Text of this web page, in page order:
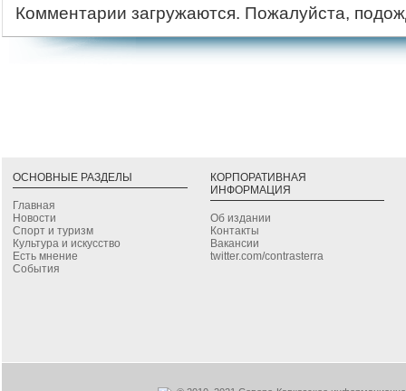
Комментарии загружаются. Пожалуйста,
ОСНОВНЫЕ РАЗДЕЛЫ
Главная
Новости
Спорт и туризм
Культура и искусство
Есть мнение
События
КОРПОРАТИВНАЯ
ИНФОРМАЦИЯ
Об издании
Контакты
Вакансии
twitter.com/contrasterra